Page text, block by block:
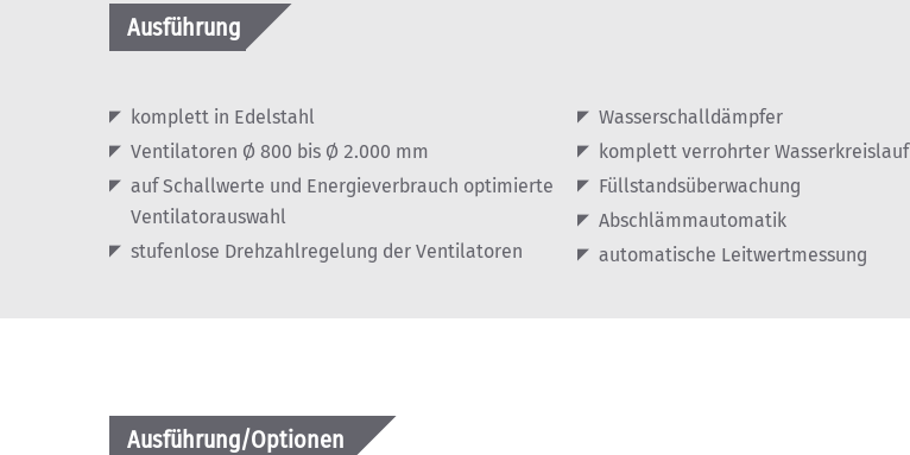
Ausführung
komplett in Edelstahl
Ventilatoren Ø 800 bis Ø 2.000 mm
auf Schallwerte und Energieverbrauch optimierte
Ventilatorauswahl
stufenlose Drehzahlregelung der Ventilatoren
Wasserschalldämpfer
komplett verrohrter Wasserkreislauf
Füllstandsüberwachung
Abschlämmautomatik
automatische Leitwertmessung
Ausführung/Optionen